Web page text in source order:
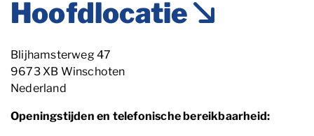
Hoofdlocatie
Locatie
Blijhamsterweg47
9673 XB Winschoten
Nederland
Openingstijden en telefonische bereikbaarheid: